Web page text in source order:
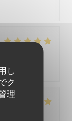
し
ク
理
-価格